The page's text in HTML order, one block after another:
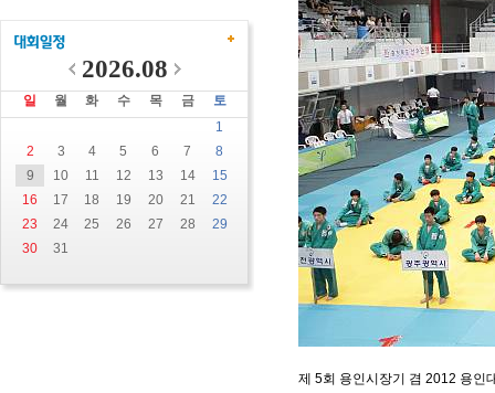
2026.08
일 월 화 수 목 금
토
1
2
3 4 5 6 7
8
9
10 11 12 13 14
15
16
17 18 19 20 21
22
23
24 25 26 27 28
29
30
31
제 5회 용인시장기 겸 2012 용인